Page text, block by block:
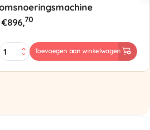
€896,70
ES-
102
Toevoegen aan winkelwagen